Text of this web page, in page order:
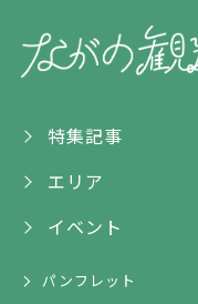
特集記事
エリア
イベント
パンフレット